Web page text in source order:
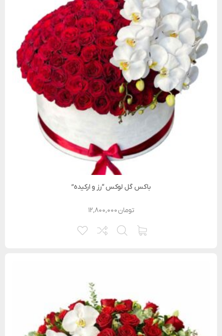
باکس گل لوکس “رز و ارکیده”
۱۲,۸۰۰,۰۰۰تومان